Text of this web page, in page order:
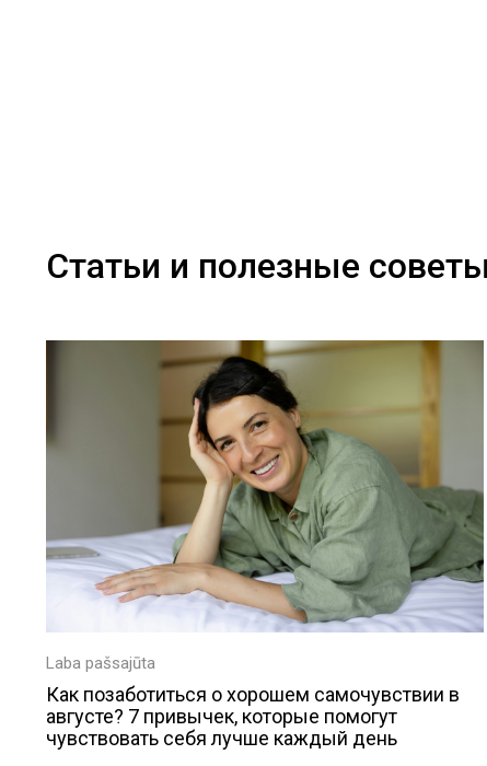
Статьи и полезные советы
Laba pašsajūta
Как позаботиться о хорошем самочувствии в
августе? 7 привычек, которые помогут
чувствовать себя лучше каждый день